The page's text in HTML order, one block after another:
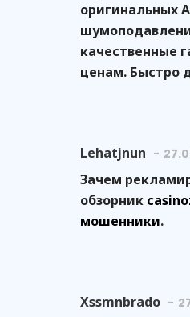
оригинальных
качественные
ценам. Быстро
Lehatjnun
Зачем
обзорник
мошенники.
Xssmnbrado